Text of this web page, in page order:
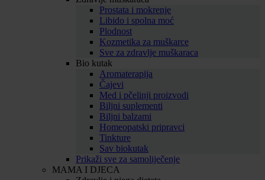
Prostata i mokrenje
Libido i spolna moć
Plodnost
Kozmetika za muškarce
Sve za zdravlje muškaraca
Bio kutak
Aromaterapija
Čajevi
Med i pčelinji proizvodi
Biljni suplementi
Biljni balzami
Homeopatski pripravci
Tinkture
Sav biokutak
Prikaži sve za samoliječenje
MAMA I DJECA